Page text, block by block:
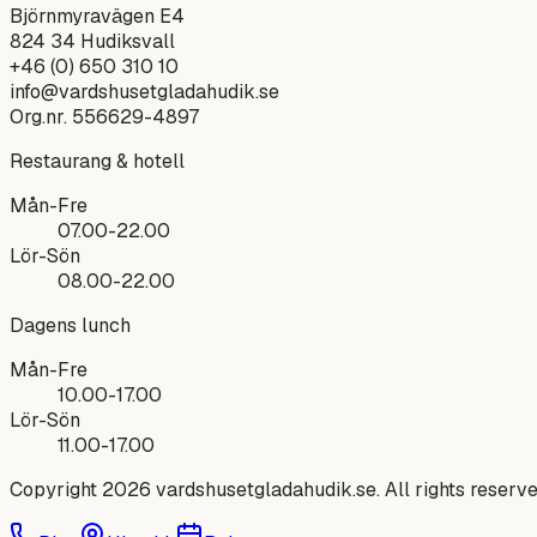
Björnmyravägen E4
824 34 Hudiksvall
+46 (0) 650 310 10
info@vardshusetgladahudik.se
Org.nr. 556629-4897
Restaurang & hotell
Mån-Fre
07.00-22.00
Lör-Sön
08.00-22.00
Dagens lunch
Mån-Fre
10.00-17.00
Lör-Sön
11.00-17.00
Copyright 2026 vardshusetgladahudik.se. All rights